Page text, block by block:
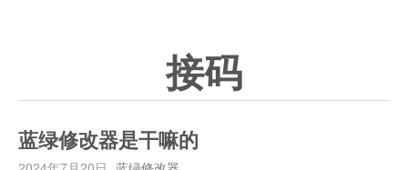
接码
蓝绿修改器是干嘛的